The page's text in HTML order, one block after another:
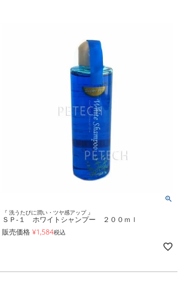
『 洗うたびに潤い・ツヤ感アップ 』
ＳＰ-１ ホワイトシャンプー ２００ｍｌ
販売価格 ¥1,584税込